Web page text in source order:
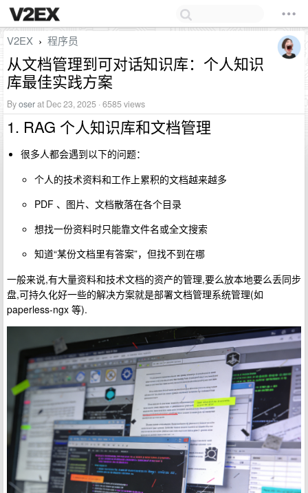
V2EX › 程序员
从文档管理到可对话知识库：个人知识
库最佳实践方案
Byoserat Dec 23, 2025 · 6585 views
1. RAG 个人知识库和文档管理
很多人都会遇到以下的问题：
个人的技术资料和工作上累积的文档越来越多
PDF 、图片、文档散落在各个目录
想找一份资料时只能靠文件名或全文搜索
知道“某份文档里有答案”，但找不到在哪
一般来说,有大量资料和技术文档的资产的管理,要么放本地要么丢同步
盘,可持久化好一些的解决方案就是部署文档管理系统管理(如
paperless-ngx 等).